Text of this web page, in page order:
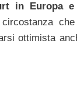
in Europa
ottimista